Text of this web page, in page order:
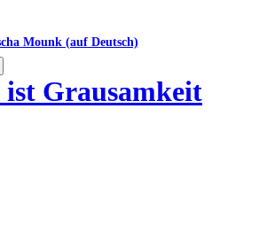
Mounk (auf Deutsch)
ist Grausamkeit